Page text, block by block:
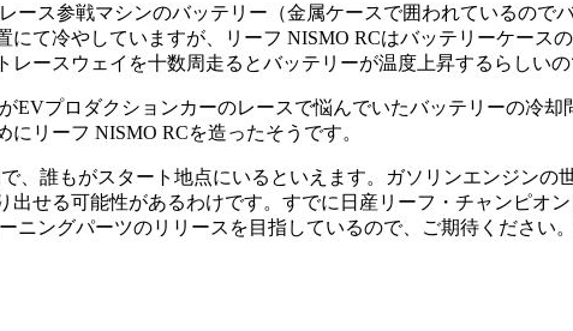
ース参戦マシンのバッテリー（金属ケースで囲われているの
て冷やしていますが、リーフ NISMO RCはバッテリーケース
レースウェイを十数周走るとバッテリーが温度上昇するらしい
EVプロダクションカーのレースで悩んでいたバッテリーの冷
リーフ NISMO RCを造ったそうです。
、誰もがスタート地点にいるといえます。ガソリンエンジン
出せる可能性があるわけです。すでに日産リーフ・チャンピオ
ニングパーツのリリースを目指しているので、ご期待くださ